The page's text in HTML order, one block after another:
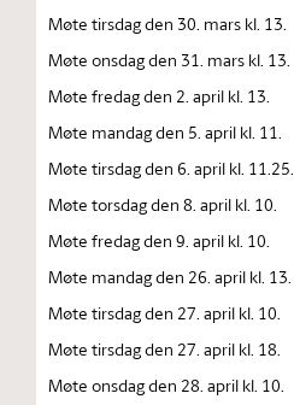
Møte tirsdag den 30. mars kl. 13.
Møte onsdag den 31. mars kl. 13.
Møte fredag den 2. april kl. 13.
Møte mandag den 5. april kl. 11.
Møte tirsdag den 6. april kl. 11.25.
Møte torsdag den 8. april kl. 10.
Møte fredag den 9. april kl. 10.
Møte mandag den 26. april kl. 13.
Møte tirsdag den 27. april kl. 10.
Møte tirsdag den 27. april kl. 18.
Møte onsdag den 28. april kl. 10.